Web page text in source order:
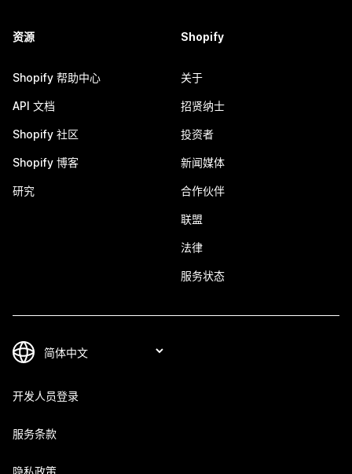
资源
Shopify 帮助中心
API 文档
Shopify 社区
Shopify 博客
研究
Shopify
关于
招贤纳士
投资者
新闻媒体
合作伙伴
联盟
法律
服务状态
开发人员登录
服务条款